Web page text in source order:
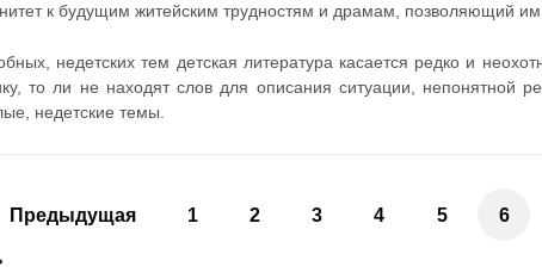
к будущим житейским трудностям и драмам, позволяющий
недетских тем детская литература касается редко и
то ли не находят слов для описания ситуации, непонятной
недетские темы.
Предыдущая 1 2 3 4 5 6